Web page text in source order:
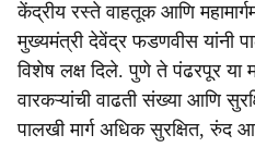
केंद्रीय रस्ते वाहतूक आणि
मुख्यमंत्री देवेंद्र फडणवीस यांनी
विशेष लक्ष दिले. पुणे ते पंढरपूर या
वारकऱ्यांची वाढती संख्या आणि
पालखी मार्ग अधिक सुरक्षित, रुंद